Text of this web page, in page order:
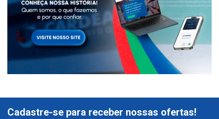
Cadastre-se para receber nossas ofertas!